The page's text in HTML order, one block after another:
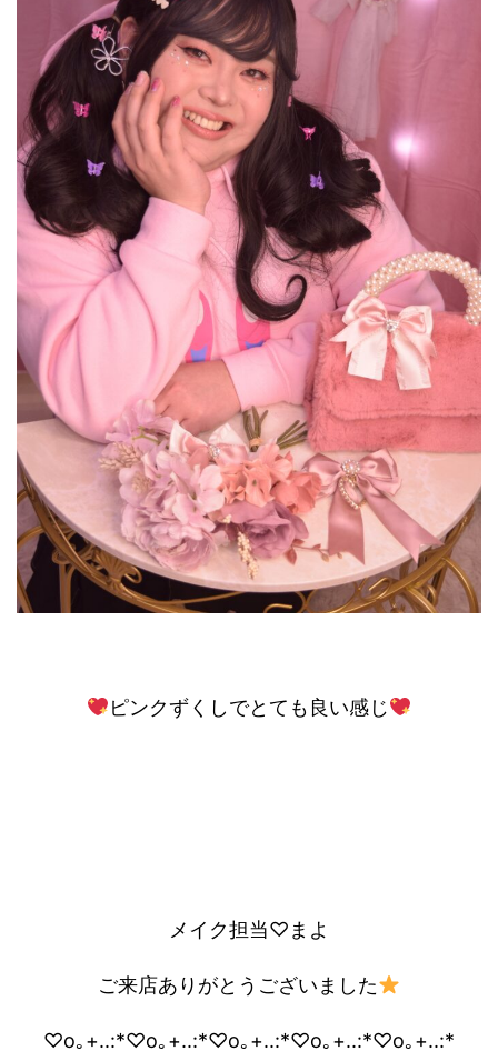
ピンクずくしでとても良い感じ
メイク担当♡まよ
ご来店ありがとうございました
♡o｡+..:*♡o｡+..:*♡o｡+..:*♡o｡+..:*♡o｡+..:*